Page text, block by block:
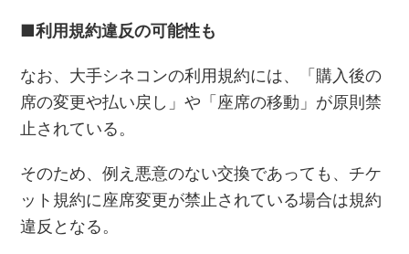
■利用規約違反の可能性も
なお、大手シネコンの利用規約には、「購入後の
席の変更や払い戻し」や「座席の移動」が原則禁
止されている。
そのため、例え悪意のない交換であっても、チケ
ット規約に座席変更が禁止されている場合は規約
違反となる。